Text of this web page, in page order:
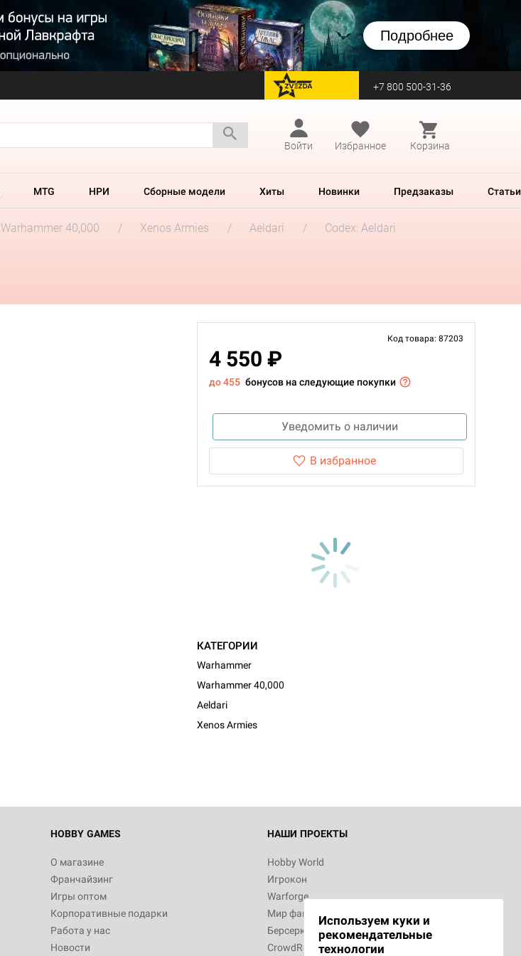
Подробнее
перейти на Zvezda +7 800 500-31-36
Войти
Избранное Корзина
MTG НРИ Сборные модели Хиты Новинки Предзаказы Статьи
Warhammer 40,000 Xenos Armies Aeldari Codex: Aeldari
Код товара: 87203
4 550 ₽
до 455 бонусов на следующие покупки
Уведомить о наличии
В избранное
КАТЕГОРИИ
Warhammer
Warhammer 40,000
Aeldari
Xenos Armies
HOBBY GAMES
О магазине
Франчайзинг
Игры оптом
Корпоративные подарки
Работа у нас
Новости
НАШИ ПРОЕКТЫ
Hobby World
Игрокон
Warforge
Мир фантастики
Берсерк
CrowdRepublic
Используем куки и
рекомендательные
технологии
Настольная игра Hobby World Монстры
Белая смерть
12 990
Настольная игра Hobby World Берсерк.
3 490